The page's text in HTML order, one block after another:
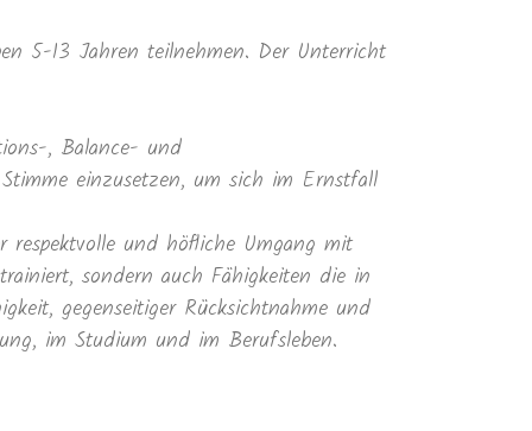
5-13 Jahren teilnehmen. Der Unterricht
, Balance- und
einzusetzen, um sich im Ernstfall
und höfliche Umgang mit
sondern auch Fähigkeiten die in
gegenseitiger Rücksichtnahme und
im Studium und im Berufsleben.